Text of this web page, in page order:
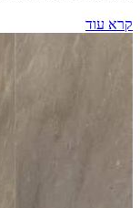
קרא עוד